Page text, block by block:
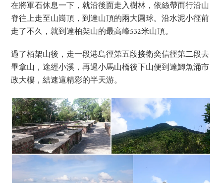
在將軍石休息一下，就沿後面走入樹林，依絲帶而行沿山
脊往上走至山崗頂，到達山頂的兩大圓球。沿水泥小徑前
走了不久，就到達柏架山的最高峰532米山頂。
過了栢架山後，走一段港島徑第五段接衛奕信徑第二段去
畢拿山，途經小溪，再過小馬山橋後下山便到達鯽魚涌市
政大樓，結速這精彩的半天游。